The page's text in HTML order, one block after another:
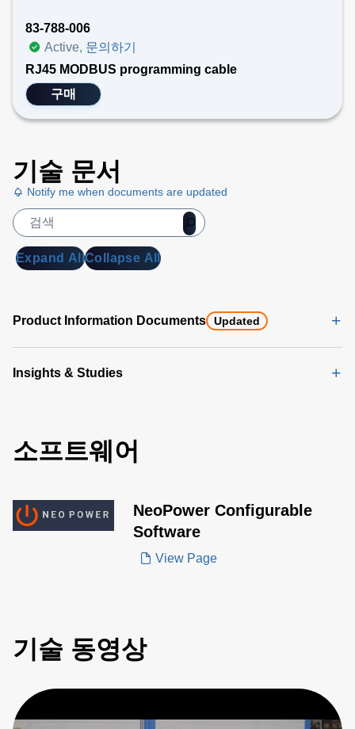
83-788-006
Active, 문의하기
RJ45 MODBUS programming cable
구매
기술 문서
Notify me when documents are updated
Expand AllCollapse All
Product Information Documents Updated
Insights & Studies
소프트웨어
NeoPower Configurable
Software
View Page
기술 동영상